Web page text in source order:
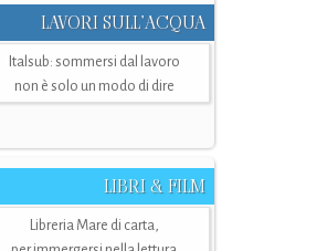
LAVORI SULL’ACQUA
Italsub: sommersi dal lavoro
non è solo un modo di dire
LIBRI & FILM
Libreria Mare di carta,